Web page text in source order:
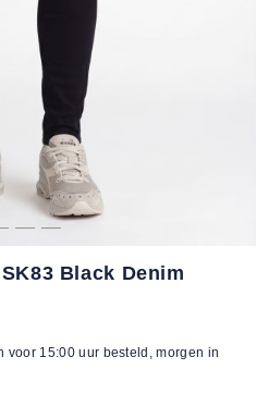
Black Denim
voor 15:00 uur besteld, morgen in